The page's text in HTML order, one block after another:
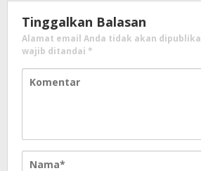
Tinggalkan Balasan
Alamat email Anda tidak akan
wajib ditandai *